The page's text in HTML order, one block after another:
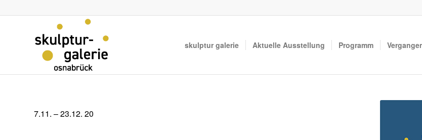
skulptur galerie Aktuelle Ausstellung Programm
7.11. – 23.12. 20